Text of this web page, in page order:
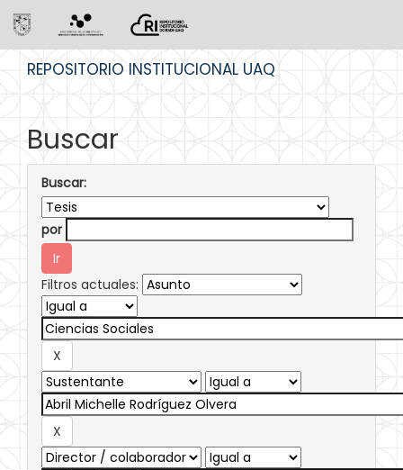
REPOSITORIO INSTITUCIONAL UAQ
Buscar
Buscar:
por
Filtros actuales: